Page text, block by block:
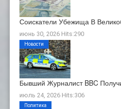
Соискатели Убежища В
июнь 30, 2026 Hits:290
Бывший Журналист BBC
июль 24, 2026 Hits:306
Новости
Политика